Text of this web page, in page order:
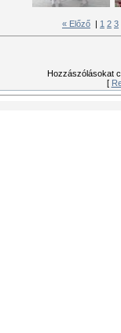
« Előző 1 2 3
Hozzászólásokat
[